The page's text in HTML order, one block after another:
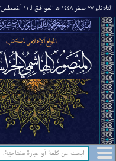
الثلاثاء ٢٧ صفر ١٤٤٨ هـ الموافق لـ ١١ أغسطس/ آب ٢٠٢٦ م